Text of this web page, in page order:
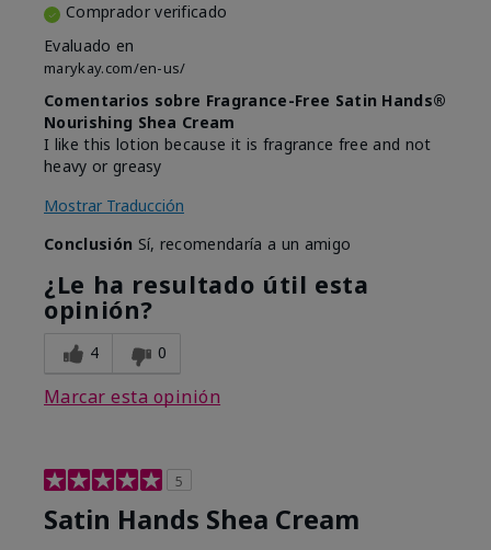
Comprador verificado
Evaluado en
marykay.com/en-us/
Comentarios sobre Fragrance-Free Satin Hands®
Nourishing Shea Cream
I like this lotion because it is fragrance free and not
heavy or greasy
Mostrar Traducción
Conclusión Sí, recomendaría a un amigo
¿Le ha resultado útil esta
opinión?
4 0
Marcar esta opinión
5
Satin Hands Shea Cream